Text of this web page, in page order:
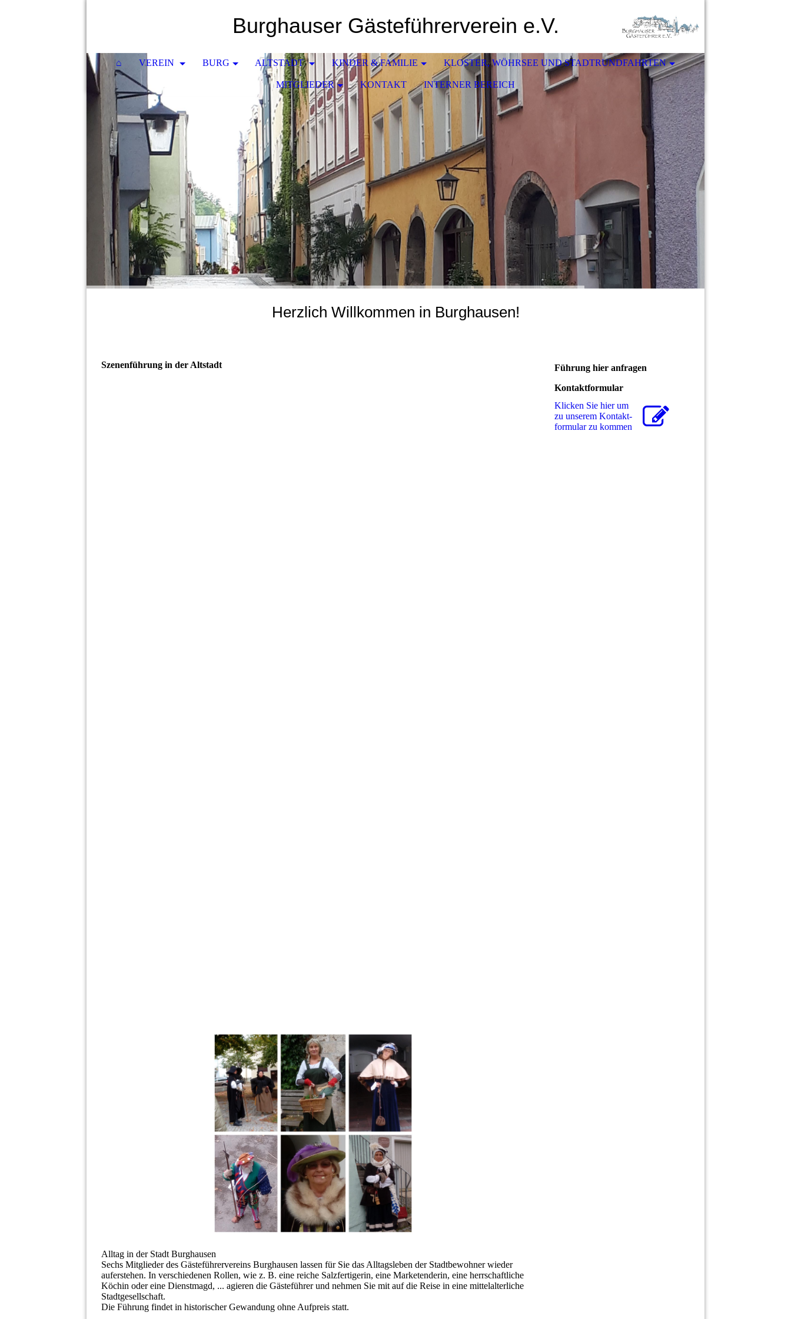
Burghauser Gästeführerverein e.V.
⌂ VEREIN BURG ALTSTADT KINDER & FAMILIE KLOSTER, WÖHRSEE UND STADTRUNDFAHRTEN
MITGLIEDER KONTAKT INTERNER BEREICH
Herzlich Willkommen in Burghausen!
Szenenführung in der Altstadt
Alltag in der Stadt Burghausen
Sechs Mitglieder des Gästeführervereins Burghausen lassen für Sie das Alltagsleben der Stadtbewohner wieder
auferstehen. In verschiedenen Rollen, wie z. B. eine reiche Salzfertigerin, eine Marketenderin, eine herrschaftliche
Köchin oder eine Dienstmagd, ... agieren die Gästeführer und nehmen Sie mit auf die Reise in eine mittelalterliche
Stadtgesellschaft.
Die Führung findet in historischer Gewandung ohne Aufpreis statt.
Führung hier anfragen
Kontaktformular
Klicken Sie hier um
zu unserem Kon­takt­
for­mu­lar zu kommen